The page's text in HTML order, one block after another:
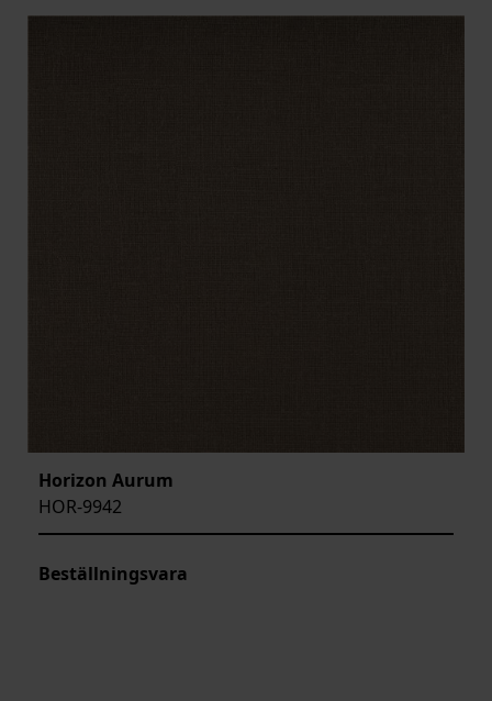
Horizon Aurum
HOR-9942
Beställningsvara